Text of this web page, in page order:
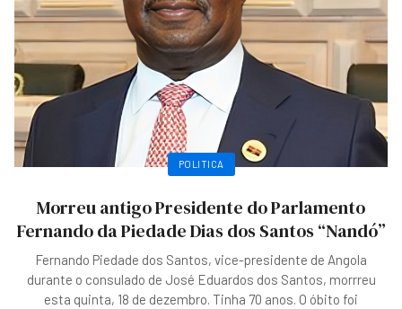
POLITICA
Morreu antigo Presidente do Parlamento
Fernando da Piedade Dias dos Santos “Nandó”
Fernando Piedade dos Santos, vice-presidente de Angola
durante o consulado de José Eduardos dos Santos, morrreu
esta quinta, 18 de dezembro. Tinha 70 anos. O óbito foi